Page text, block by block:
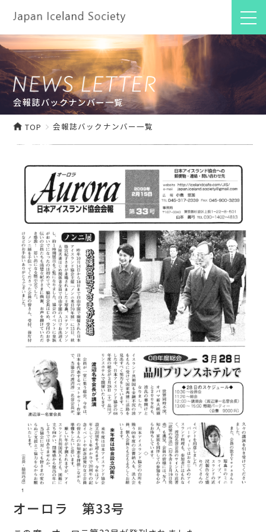
会報誌バックナンバー一覧
TOP 会報誌バックナンバー一覧
オーロラ 第33号